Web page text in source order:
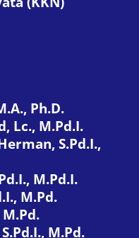
Ph.D.
Lc., M.Pd.I.
S.Pd.I.,
M.Pd.I.
M.Pd.
M.Pd.